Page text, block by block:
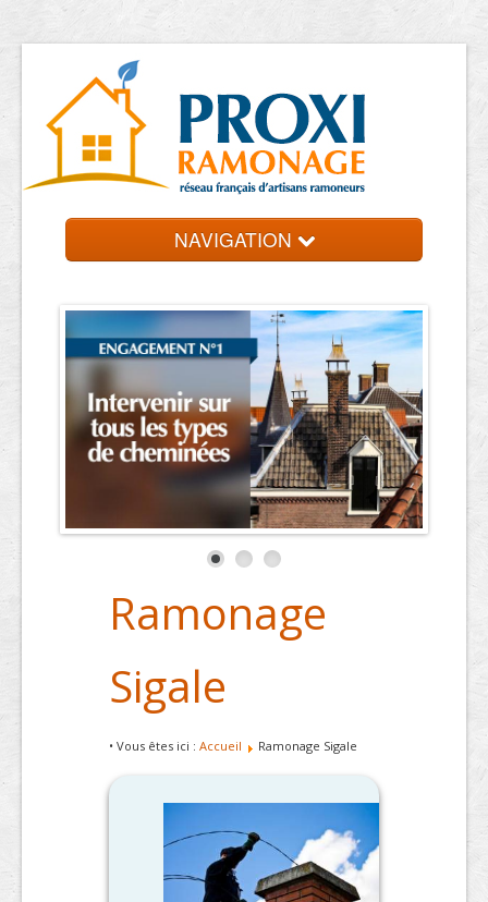
NAVIGATION
Ramoneurs
Contact et devis
Ramonage
Sigale
• Vous êtes ici : Accueil Ramonage Sigale